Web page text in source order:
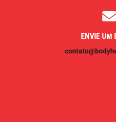
ENVIE UM